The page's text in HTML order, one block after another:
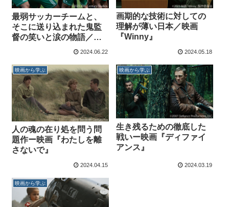
最弱サッカーチームと、
そこに送り込まれた鬼監
督の笑いと涙の物語／映
画『ネクスト・ゴール・
2024.06.22
画期的な技術に対しての
理解が薄い日本／映画
『Winny』
2024.05.18
映画から学ぶ
人の魂の在り処を問う問
題作ー映画『わたしを離
さないで』
2024.04.15
映画から学ぶ
生き残るための徹底した
戦いー映画『ディファイ
アンス』
2024.03.19
映画から学ぶ